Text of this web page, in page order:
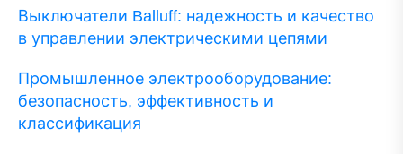
Выключатели Balluff: надежность и качество
в управлении электрическими цепями
Промышленное электрооборудование:
безопасность, эффективность и
классификация